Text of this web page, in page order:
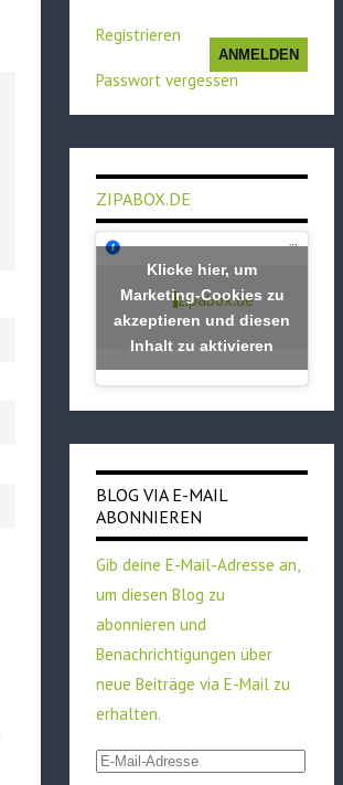
ANMELDEN
Registrieren
Passwort vergessen
ZIPABOX.DE
zipabox.de
Klicke hier, um
Marketing-Cookies zu
akzeptieren und diesen
Inhalt zu aktivieren
BLOG VIA E-MAIL
ABONNIEREN
Gib deine E-Mail-Adresse an,
um diesen Blog zu
abonnieren und
Benachrichtigungen über
neue Beiträge via E-Mail zu
erhalten.
E-